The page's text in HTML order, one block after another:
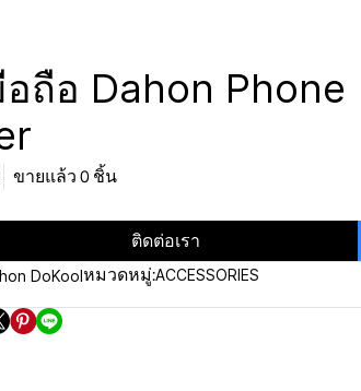
ถือ Dahon Phone
ขายแล้ว 0 ชิ้น
ติดต่อเรา
DoKoolหมวดหมู่:ACCESSORIES